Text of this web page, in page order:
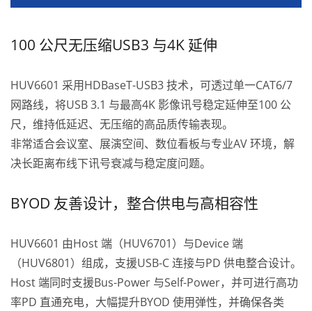
100 公尺无压缩USB3 与4K 延伸
HUV6601 采用HDBaseT-USB3 技术，可透过单一CAT6/7
网路线，将USB 3.1 与最高4K 影像讯号稳定延伸至100 公
尺，维持低延迟、无压缩的高品质传输表现。
非常适合会议室、展演空间、数位看板与专业AV 环境，解
决长距离布线下讯号衰减与稳定度问题。
BYOD 友善设计，整合供电与高相容性
HUV6601 由Host 端（HUV6701）与Device 端
（HUV6801）组成，支援USB-C 连接与PD 供电整合设计。
Host 端同时支援Bus-Power 与Self-Power，并可进行高功
率PD 直通充电，大幅提升BYOD 使用弹性，并确保各类